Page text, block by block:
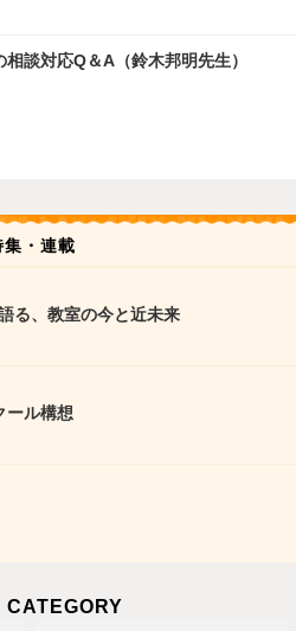
談対応Q＆A（鈴木邦明先生）
集・連載
る、教室の今と近未来
ール構想
CATEGORY